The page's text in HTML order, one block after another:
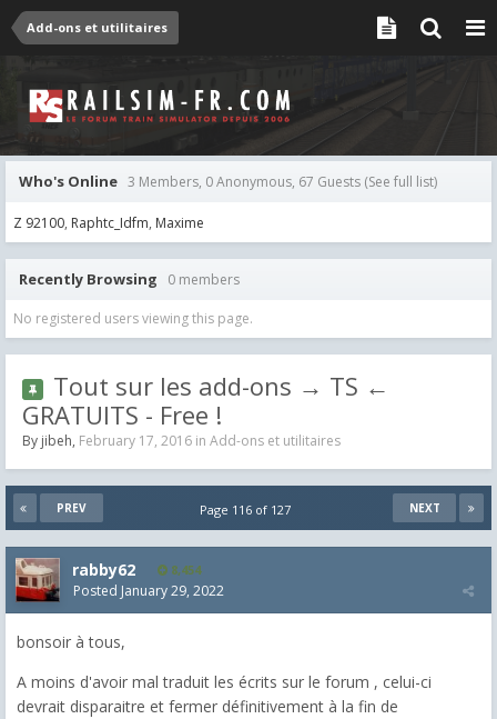
Add-ons et utilitaires
Who's Online 3 Members, 0 Anonymous, 67 Guests (See full list)
Z 92100 Raphtc_Idfm Maxime
Recently Browsing 0 members
No registered users viewing this page.
Tout sur les add-ons → TS ←
GRATUITS - Free !
By jibeh, February 17, 2016 in Add-ons et utilitaires
PREV NEXT
Page 116 of 127
rabby62 8,454
Posted January 29, 2022
bonsoir à tous,
A moins d'avoir mal traduit les écrits sur le forum , celui-ci
devrait disparaitre et fermer définitivement à la fin de